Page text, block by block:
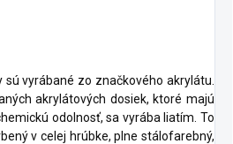
vyrábané zo značkového akrylátu.
akrylátových dosiek, ktoré majú
odolnosť, sa vyrába liatím. To
v celej hrúbke, plne stálofarebný,